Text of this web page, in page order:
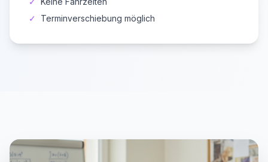
✓
Terminverschiebung möglich